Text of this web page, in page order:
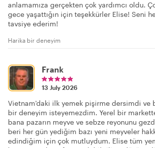
anlamamıza gerçekten çok yardımcı oldu.
gece yaşattığın için teşekkürler Elise! Seni
tavsiye ederim!
Harika bir deneyim
Frank
13 July 2026
Vietnam'daki ilk yemek pişirme dersimdi ve
bir deneyim isteyemezdim. Yerel bir
bana pazarın meyve ve sebze reyonunu
beri her gün yediğim bazı yeni meyveler
edindiğim için çok mutluydum. Elise tüm